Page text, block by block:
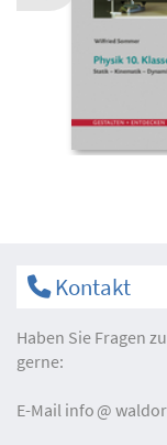
Kontakt
Haben Sie Fragen
gerne:
E-Mail info